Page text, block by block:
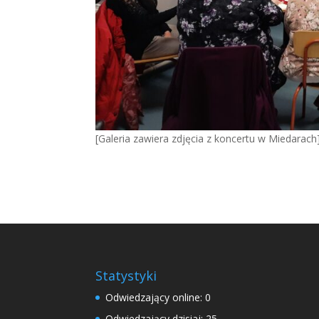
[Galeria zawiera zdjęcia z koncertu w
Statystyki
Odwiedzający online:0